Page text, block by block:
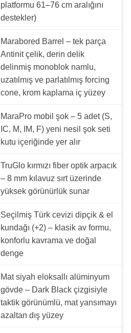
platformu 61–76 cm aralığını
destekler)
Marabored Barrel – tek parça
Antinit çelik, derin delik
delinmiş monoblok namlu,
uzatılmış ve parlatılmış forcing
cone, krom kaplama iç yüzey
MaraPro mobil şok – 5 adet (S,
IC, M, IM, F) yeni nesil şok seti
kutu içeriğinde yer alır
TruGlo kırmızı fiber optik arpacık
– 8 mm kılavuz sırt üzerinde
yüksek görünürlük sunar
Seçilmiş Türk cevizi dipçik & el
kundağı (+2) – klasik av formu,
konforlu kavrama ve doğal
denge
Mat siyah eloksallı alüminyum
gövde – Dark Black çizgisiyle
taktik görünümlü, mat yansımayı
azaltan dış yüzey